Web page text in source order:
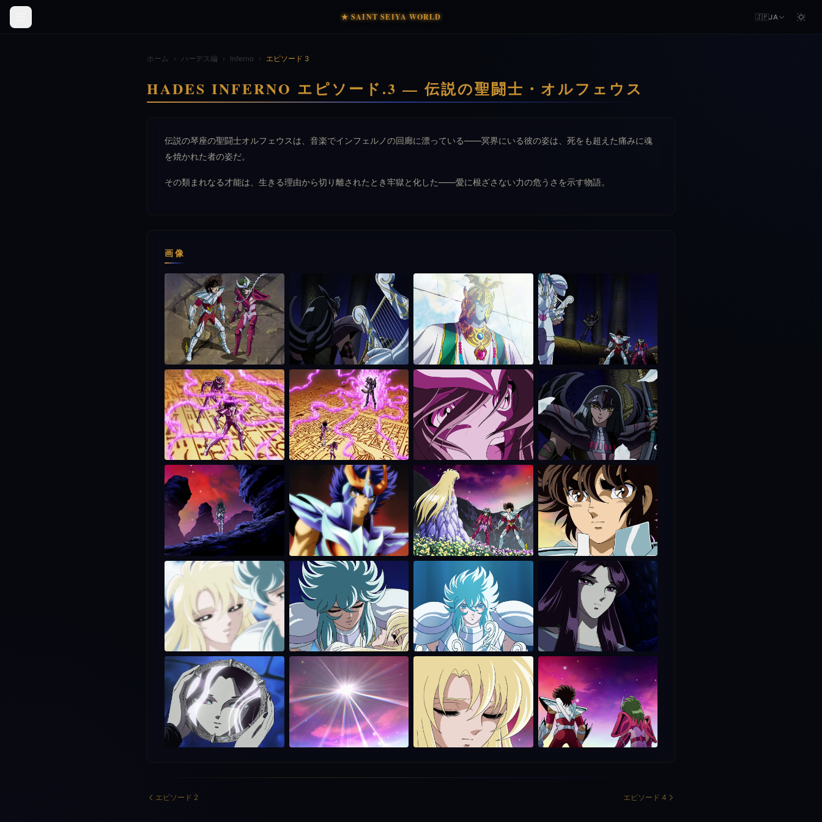
★ SAINT SEIYA WORLD 🇯🇵JA
ホーム › ハーデス編 › Inferno › エピソード 3
HADES INFERNO エピソード.3 — 伝説の聖闘士・オルフェウス
伝説の琴座の聖闘士オルフェウスは、音楽でインフェルノの回廊に漂っている——冥界にいる彼の姿は、死をも超えた痛みに魂
を焼かれた者の姿だ。
その類まれなる才能は、生きる理由から切り離されたとき牢獄と化した——愛に根ざさない力の危うさを示す物語。
画像
エピソード 2 エピソード 4